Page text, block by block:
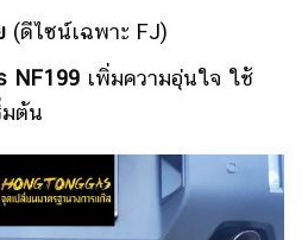
(ดีไซน์เฉพาะ FJ)
NF199เพิ่มความอุ่นใจ ใช้
มต้น